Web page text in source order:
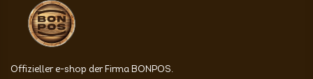
Offizieller e-shop der Firma BONPOS.